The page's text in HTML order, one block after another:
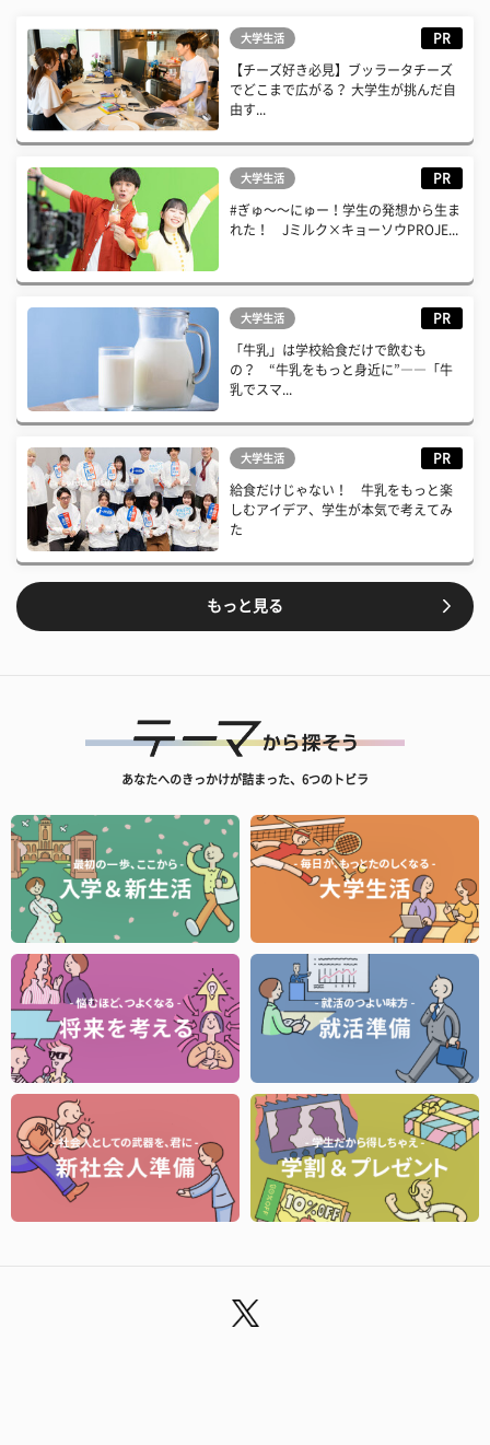
大学生活 PR
【チーズ好き必見】ブッラータチーズ
でどこまで広がる？ 大学生が挑んだ自
由す...
大学生活 PR
#ぎゅ〜〜にゅー！学生の発想から生ま
れた！ Jミルク×キョーソウPROJE...
大学生活 PR
「牛乳」は学校給食だけで飲むも
の？ “牛乳をもっと身近に”――「牛
乳でスマ...
大学生活 PR
給食だけじゃない！ 牛乳をもっと楽
しむアイデア、学生が本気で考えてみ
た
もっと見る
あなたへのきっかけが詰まった、6つのトビラ